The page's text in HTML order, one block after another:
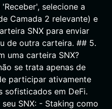
selecione a
Camada 2 relevante) e
SNX para enviar
de outra carteira. ## 5.
uma carteira SNX?
se trata apenas de
participar ativamente
sofisticados em DeFi.
SNX: - Staking como